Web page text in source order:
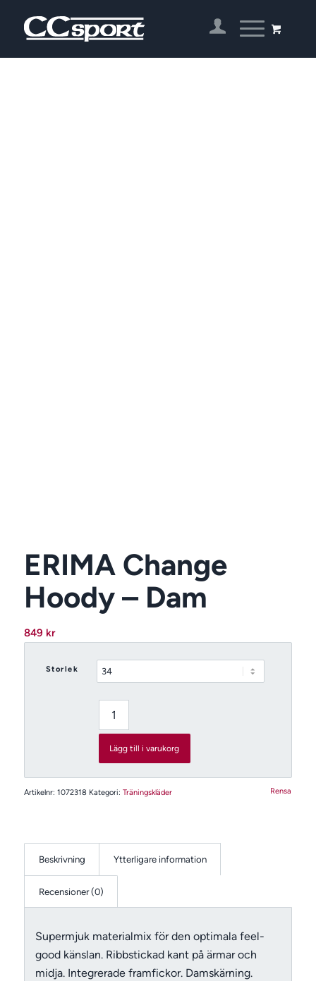
ERIMA Change
Hoody – Dam
849 kr
Storlek
Rensa
Lägg till i varukorg
Artikelnr: 1072318 Kategori: Träningskläder
Beskrivning Ytterligare information
Recensioner (0)
Supermjuk materialmix för den optimala feel-
good känslan. Ribbstickad kant på ärmar och
midja. Integrerade framfickor. Damskärning.